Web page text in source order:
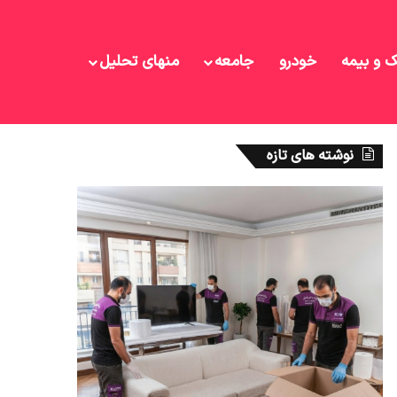
و بیمه خودرو جامعه منهای تحلیل
نوشته های تازه